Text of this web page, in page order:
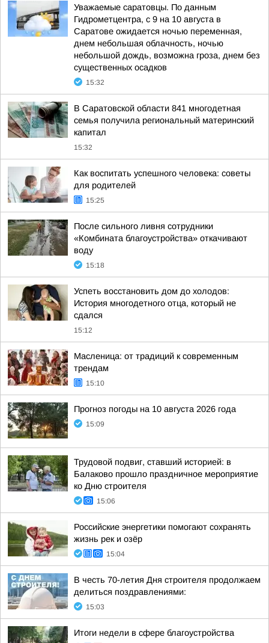
Уважаемые саратовцы. По данным
Гидрометцентра, с 9 на 10 августа в
Саратове ожидается ночью переменная,
днем небольшая облачность, ночью
небольшой дождь, возможна гроза, днем без
существенных осадков
15:32
В Саратовской области 841 многодетная
семья получила региональный материнский
капитал
15:32
Как воспитать успешного человека: советы
для родителей
15:25
После сильного ливня сотрудники
«Комбината благоустройства» откачивают
воду
15:18
Успеть восстановить дом до холодов:
История многодетного отца, который не
сдался
15:12
Масленица: от традиций к современным
трендам
15:10
Прогноз погоды на 10 августа 2026 года
15:09
Трудовой подвиг, ставший историей: в
Балаково прошло праздничное мероприятие
ко Дню строителя
15:06
Российские энергетики помогают сохранять
жизнь рек и озёр
15:04
В честь 70-летия Дня строителя продолжаем
делиться поздравлениями:
15:03
Итоги недели в сфере благоустройства